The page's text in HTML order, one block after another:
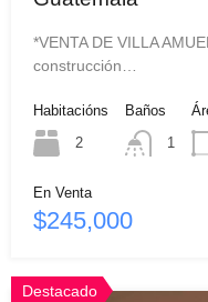
*VENTA DE VILLA
construcción…
Habitacións
2
Baños
1
En Venta
$245,000
Destacado